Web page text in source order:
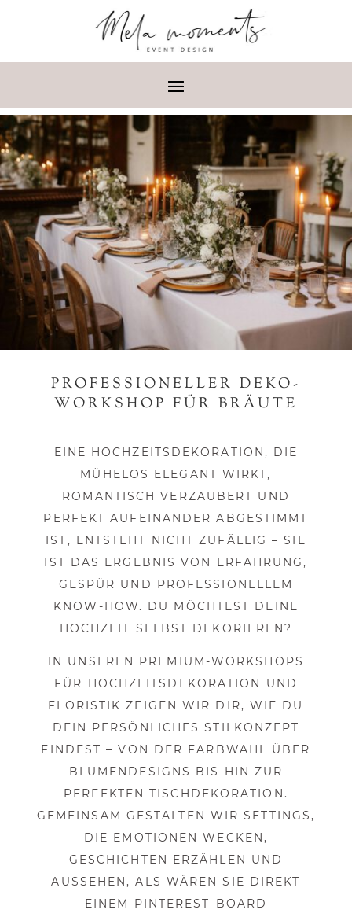
PROFESSIONELLER DEKO-
WORKSHOP FÜR BRÄUTE
EINE HOCHZEITSDEKORATION, DIE
MÜHELOS ELEGANT WIRKT,
ROMANTISCH VERZAUBERT UND
PERFEKT AUFEINANDER ABGESTIMMT
IST, ENTSTEHT NICHT ZUFÄLLIG – SIE
IST DAS ERGEBNIS VON ERFAHRUNG,
GESPÜR UND PROFESSIONELLEM
KNOW-HOW. DU MÖCHTEST DEINE
HOCHZEIT SELBST DEKORIEREN?
IN UNSEREN PREMIUM-WORKSHOPS
FÜR HOCHZEITSDEKORATION UND
FLORISTIK ZEIGEN WIR DIR, WIE DU
DEIN PERSÖNLICHES STILKONZEPT
FINDEST – VON DER FARBWAHL ÜBER
BLUMENDESIGNS BIS HIN ZUR
PERFEKTEN TISCHDEKORATION.
GEMEINSAM GESTALTEN WIR SETTINGS,
DIE EMOTIONEN WECKEN,
GESCHICHTEN ERZÄHLEN UND
AUSSEHEN, ALS WÄREN SIE DIREKT
EINEM PINTEREST-BOARD